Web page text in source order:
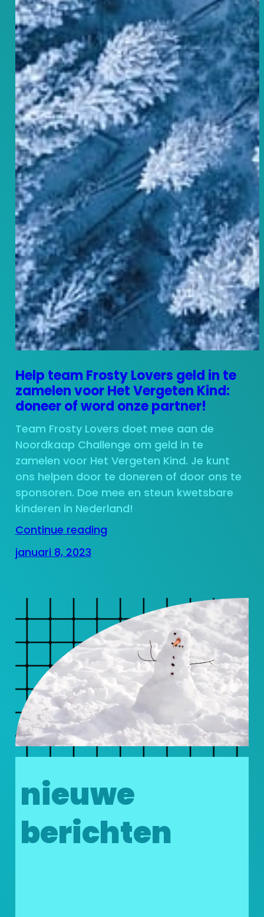
Help team Frosty Lovers geld in te
zamelen voor Het Vergeten Kind:
doneer of word onze partner!
Team Frosty Lovers doet mee aan de
Noordkaap Challenge om geld in te
zamelen voor Het Vergeten Kind. Je kunt
ons helpen door te doneren of door ons te
sponsoren. Doe mee en steun kwetsbare
kinderen in Nederland!
Continue reading
januari 8, 2023
nieuwe
berichten